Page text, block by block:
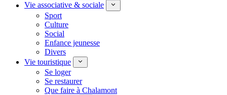
Vie associative & sociale
Sport
Culture
Social
Enfance jeunesse
Divers
Vie touristique
Se loger
Se restaurer
Que faire à Chalamont